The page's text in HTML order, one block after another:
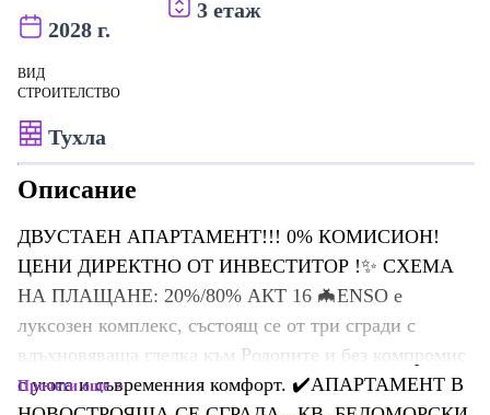
2028 г.
3 етаж
ВИД
СТРОИТЕЛСТВО
Тухла
Описание
ДВУСТАЕН АПАРТАМЕНТ!!! 0% КОМИСИОН!
ЦЕНИ ДИРЕКТНО ОТ ИНВЕСТИТОР !✨ СХЕМА
НА ПЛАЩАНЕ: 20%/80% АКТ 16 🦇ЕNSO e
луксозен комплекс, състоящ се от три сгради с
вдъхновяваща гледка към Родопите и без компромис
с уюта и съвременния комфорт. ✔️АПАРТАМЕНТ В
Прочети още